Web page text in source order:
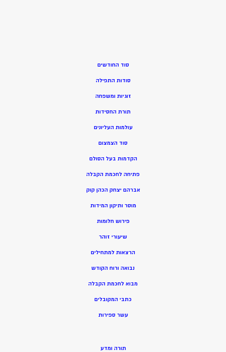
סוד החודשים
סודות התפילה
זוגיות ומשפחה
תורת החסידות
עולמות העליונים
סוד הצמצום
הקדמות בעל הסולם
פתיחה לחכמת הקבלה
אברהם יצחק הכהן קוק
מוסר ותיקון המידות
פירוש חלומות
שיעורי זוהר
הרצאות למתחילים
נבואה ורוח הקודש
מבוא לחכמת הקבלה
כתבי המקובלים
עשר ספירות
תורה ומדע